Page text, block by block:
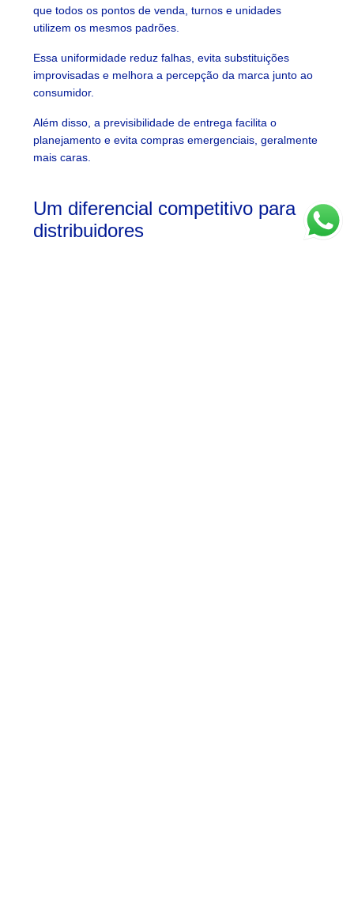
que todos os pontos de venda, turnos e unidades
utilizem os mesmos padrões.
Essa uniformidade reduz falhas, evita substituições
improvisadas e melhora a percepção da marca junto ao
consumidor.
Além disso, a previsibilidade de entrega facilita o
planejamento e evita compras emergenciais, geralmente
mais caras.
Um diferencial competitivo para
distribuidores